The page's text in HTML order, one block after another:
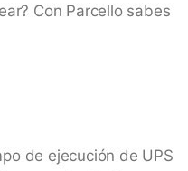
Con Parcello sabes
de ejecución de UPS